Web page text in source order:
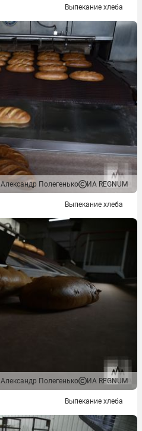
Выпекание хлеба
Александр Полегенько ИА REGNUM
Выпекание хлеба
Александр Полегенько ИА REGNUM
Выпекание хлеба